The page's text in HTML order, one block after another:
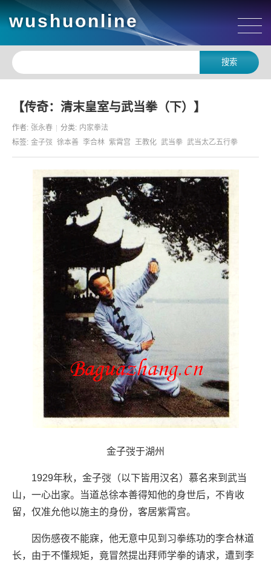
wushuonline
【传奇：清末皇室与武当拳（下）】
作者: 张永春 分类: 内家拳法
标签: 金子弢 徐本善 李合林 紫霄宫 王教化 武当拳 武当太乙五行拳
金子弢于湖州
1929年秋，金子弢（以下皆用汉名）慕名来到武当
山，一心出家。当道总徐本善得知他的身世后，不肯收
留，仅准允他以施主的身份，客居紫霄宫。
因伤感夜不能寐，他无意中见到习拳练功的李合林道
长，由于不懂规矩，竟冒然提出拜师学拳的请求，遭到李